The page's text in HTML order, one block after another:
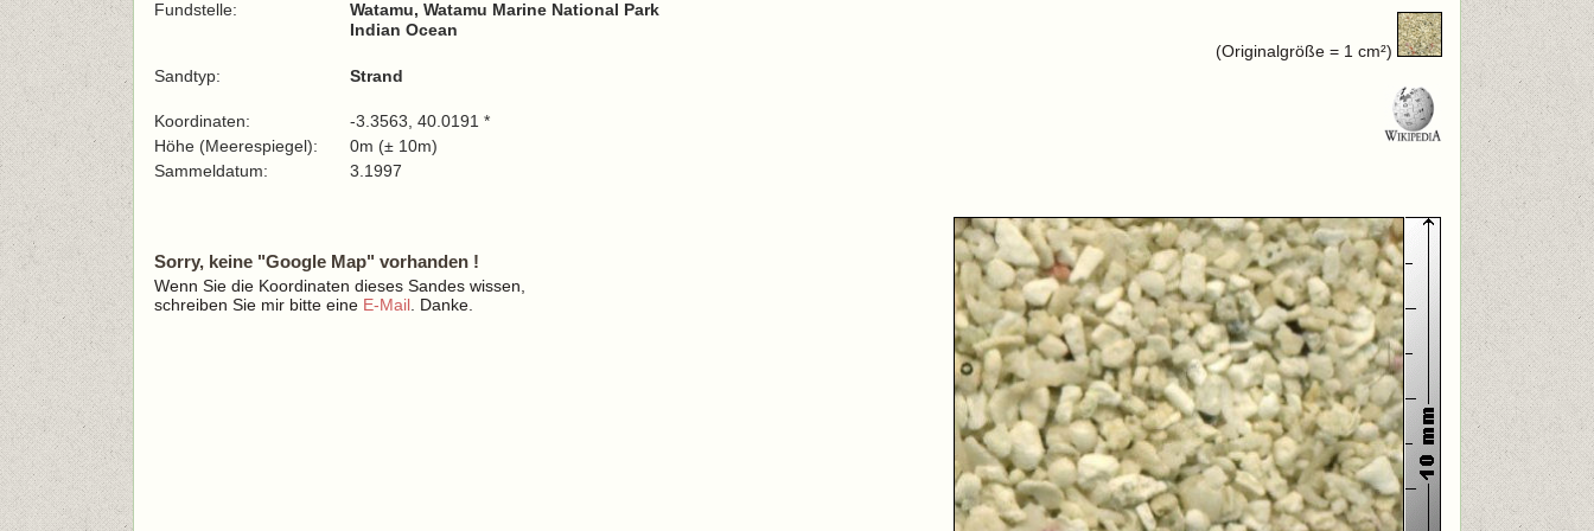
(Originalgröße = 1 cm²)
Fundstelle:
Watamu, Watamu Marine National Park
Indian Ocean
Sandtyp: Strand
Koordinaten:
-3.3563, 40.0191 *
Höhe (Meerespiegel):
0m (± 10m)
Sammeldatum:
3.1997
Sorry, keine "Google Map" vorhanden !
Wenn Sie die Koordinaten dieses Sandes wissen,
schreiben Sie mir bitte eine E-Mail . Danke.